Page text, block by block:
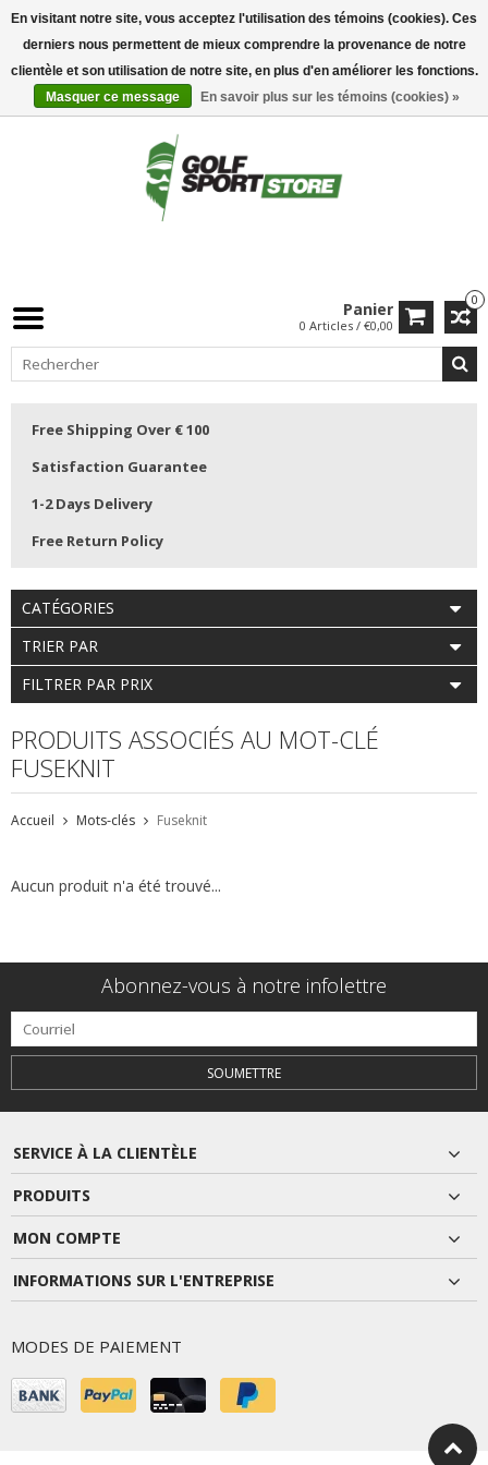
0
Panier
0 Articles / €0,00
Free Shipping Over € 100
Satisfaction Guarantee
1-2 Days Delivery
Free Return Policy
CATÉGORIES
TRIER PAR
FILTRER PAR PRIX
PRODUITS ASSOCIÉS AU MOT-CLÉ
FUSEKNIT
Accueil Mots-clés Fuseknit
Aucun produit n'a été trouvé...
Abonnez-vous à notre infolettre
SOUMETTRE
SERVICE À LA CLIENTÈLE
PRODUITS
MON COMPTE
INFORMATIONS SUR L'ENTREPRISE
MODES DE PAIEMENT
En visitant notre site, vous acceptez l'utilisation des témoins (cookies). Ces
derniers nous permettent de mieux comprendre la provenance de notre
clientèle et son utilisation de notre site, en plus d'en améliorer les fonctions.
Masquer ce message
En savoir plus sur les témoins (cookies) »